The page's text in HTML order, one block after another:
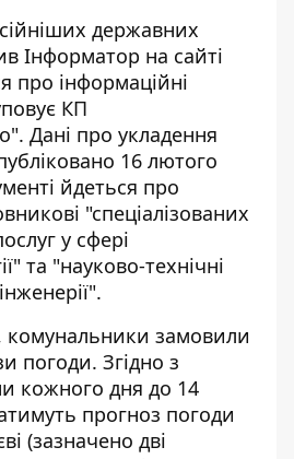
державних
Інформатор на сайті
про інформаційні
КП
Дані про укладення
16 лютого
йдеться про
"спеціалізованих
у сфері
та "науково-технічні
замовили
погоди. Згідно з
кожного дня до 14
прогноз погоди
(зазначено дві